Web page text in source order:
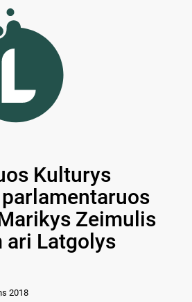
Kulturys
Zeimulis
Latgolys
2018